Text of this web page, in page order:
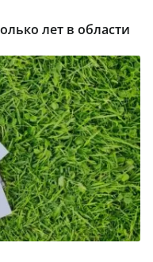
лет в области